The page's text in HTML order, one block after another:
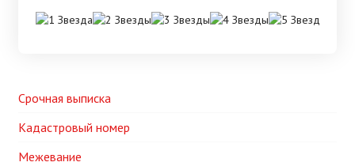
Срочная выписка
Кадастровый номер
Межевание